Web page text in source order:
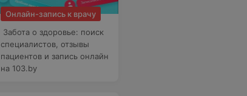
Онлайн-запись к врачу
Забота о здоровье: поиск
специалистов, отзывы
пациентов и запись онлайн
на 103.by